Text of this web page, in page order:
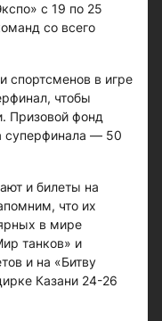
с 19 по 25
со всего
спортсменов в игре
чтобы
Призовой фонд
суперфинала — 50
и билеты на
что их
в мире
танков» и
и на «Битву
Казани 24-26